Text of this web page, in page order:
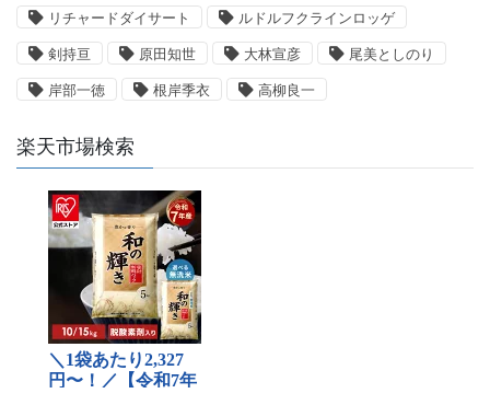
リチャードダイサート ルドルフクラインロッゲ
剣持亘 原田知世 大林宣彦 尾美としのり
岸部一徳 根岸季衣 高柳良一
楽天市場検索